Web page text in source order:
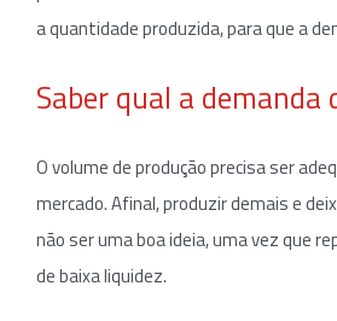
a quantidade produzida, para que a
Saber qual a
O volume de produção precisa ser
mercado. Afinal, produzir demais e
não ser uma boa ideia, uma vez que
de baixa liquidez.